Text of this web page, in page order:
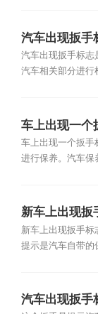
汽车出现扳手
汽车出现扳手标志
汽车相关部分进行
车上出现一个
车上出现一个扳手
进行保养。汽车保
新车上出现扳
新车上出现扳手标
提示是汽车自带的
汽车出现扳手